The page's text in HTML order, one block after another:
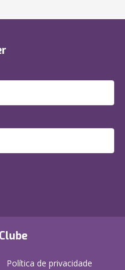
Política de privacidade